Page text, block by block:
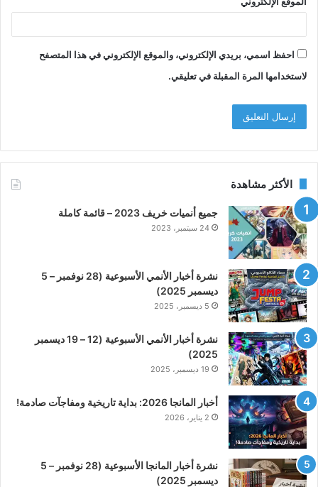
احفظ اسمي، بريدي الإلكتروني، والموقع الإلكتروني في هذا المتصفح
لاستخدامها المرة المقبلة في تعليقي.
الأكثر مشاهدة
جميع أنميات خريف 2023 – قائمة كاملة
24 سبتمبر، 2023
نشرة أخبار الأنمي الأسبوعية (28 نوفمبر – 5
ديسمبر 2025)
5 ديسمبر، 2025
نشرة أخبار الأنمي الأسبوعية (12 – 19 ديسمبر
2025)
19 ديسمبر، 2025
أخبار المانجا 2026: بداية تاريخية ومفاجآت صادمة!
2 يناير، 2026
نشرة أخبار المانجا الأسبوعية (28 نوفمبر – 5
ديسمبر 2025)